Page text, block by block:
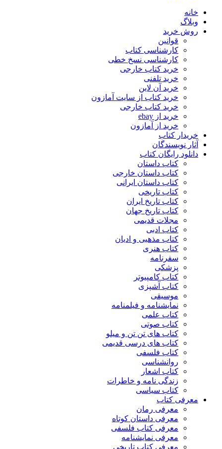
خانه
وبلاگ
روش خرید
قوانین
کارشناسی کتاب
کارشناسی نسخ خطی
خرید کتاب خارجی
خرید تلفنی
خرید آن لاین
خرید کتاب از سایت آمازون
خرید کتاب خارجی
خرید از ebay
خرید از آمازون
خریدار کتاب
آثار نویسندگان
دانلود رایگان کتاب
کتاب داستان
کتاب داستان خارجی
کتاب داستان ایرانی
کتاب تاریخی
کتاب تاریخ ایران
کتاب تاریخ جهان
مجلات قدیمی
کتاب ادبی
کتاب مذهبی و ادیان
کتاب هنری
سفرنامه
پزشکی
کتاب کامپیوتر
کتاب آشپزی
موسیقی
نمایشنامه و فیلمنامه
کتاب علمی
کتاب صوتی
کتاب های تن تن و میلو
کتاب های درسی قدیمی
کتاب فلسفی
روانشناسی
کتاب اشعار
زندگی نامه و خاطرات
کتاب سیاسی
معرفی کتاب
معرفی رمان
معرفی داستان کوتاه
معرفی کتاب فلسفی
معرفی نمایشنامه
معرفی کتاب تاریخی